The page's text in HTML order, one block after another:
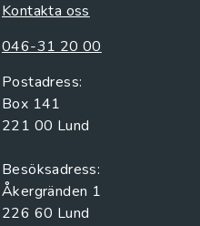
Kontakta oss
046-31 20 00
Postadress:
Box 141
221 00 Lund
Besöksadress:
Åkergränden 1